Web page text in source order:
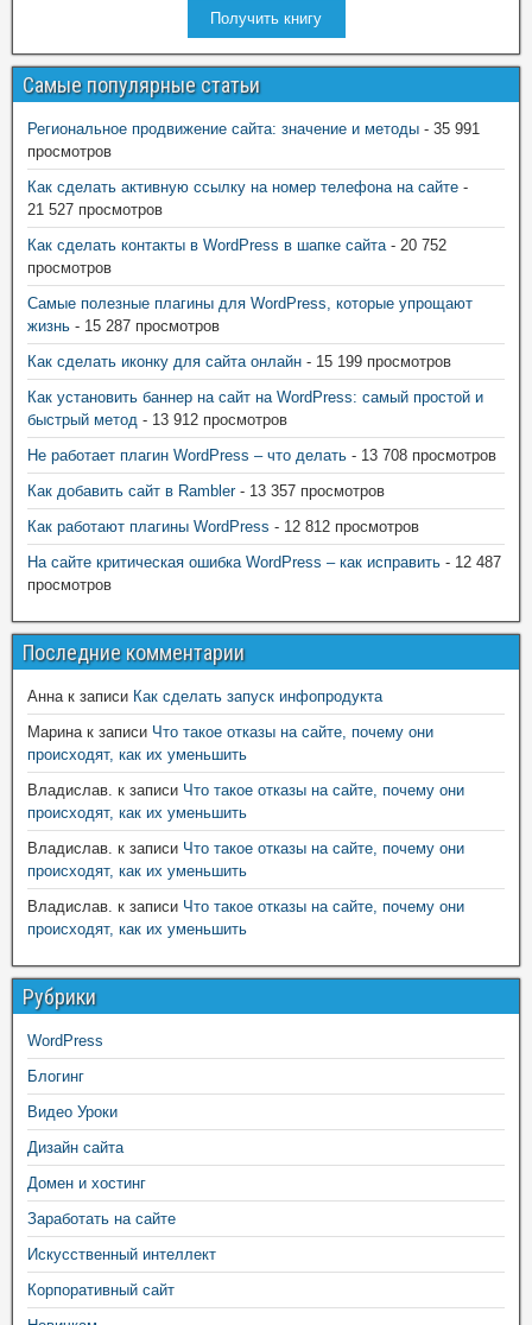
Получить книгу
Самые популярные статьи
Региональное продвижение сайта: значение и методы - 35 991
просмотров
Как сделать активную ссылку на номер телефона на сайте -
21 527 просмотров
Как сделать контакты в WordPress в шапке сайта- 20 752
просмотров
Самые полезные плагины для WordPress, которые упрощают
жизнь - 15 287 просмотров
Как сделать иконку для сайта онлайн - 15 199 просмотров
Как установить баннер на сайт на WordPress: самый простой и
быстрый метод - 13 912 просмотров
Не работает плагин WordPress – что делать - 13 708 просмотров
Как добавить сайт в Rambler- 13 357 просмотров
Как работают плагины WordPress - 12 812 просмотров
На сайте критическая ошибка WordPress – как исправить - 12 487
просмотров
Последние комментарии
Аннак записи Как сделать запуск инфопродукта
Маринак записи Что такое отказы на сайте, почему они
происходят, как их уменьшить
Владислав. к записи Что такое отказы на сайте, почему они
происходят, как их уменьшить
Владислав. к записи Что такое отказы на сайте, почему они
происходят, как их уменьшить
Владислав. к записи Что такое отказы на сайте, почему они
происходят, как их уменьшить
Рубрики
WordPress
Блогинг
Видео Уроки
Дизайн сайта
Домен и хостинг
Заработать на сайте
Искусственный интеллект
Корпоративный сайт